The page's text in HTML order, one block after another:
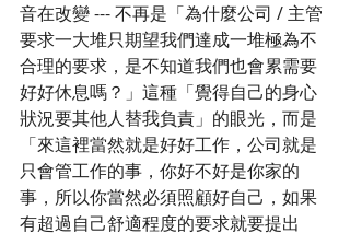
音在改變 --- 不再是「為什麼公司 / 主管
要求一大堆只期望我們達成一堆極為不
合理的要求，是不知道我們也會累需要
好好休息嗎？」這種「覺得自己的身心
狀況要其他人替我負責」的眼光，而是
「來這裡當然就是好好工作，公司就是
只會管工作的事，你好不好是你家的
事，所以你當然必須照顧好自己，如果
有超過自己舒適程度的要求就要提出